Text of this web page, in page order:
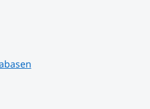
webbplats.